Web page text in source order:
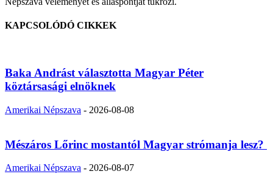
KAPCSOLÓDÓ CIKKEK
Baka Andrást választotta Magyar Péter
köztársasági elnöknek
Amerikai Népszava - 2026-08-08
Mészáros Lőrinc mostantól Magyar strómanja lesz?
Amerikai Népszava - 2026-08-07